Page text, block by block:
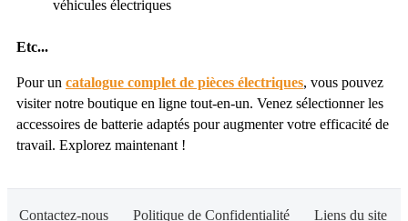
véhicules électriques
Etc...
Pour un catalogue complet de pièces électriques, vous pouvez
visiter notre boutique en ligne tout-en-un. Venez sélectionner les
accessoires de batterie adaptés pour augmenter votre efficacité de
travail. Explorez maintenant !
Contactez-nous Politique de Confidentialité Liens du site